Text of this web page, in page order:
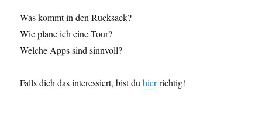
Was kommt in den Rucksack?
Wie plane ich eine Tour?
Welche Apps sind sinnvoll?
Falls dich das interessiert, bist duhierrichtig!